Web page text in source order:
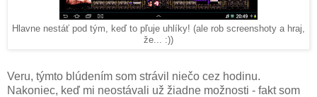
Hlavne nestáť pod tým, keď to pľuje uhlíky! (ale rob screenshoty a hraj,
že... :))
Veru, týmto blúdením som strávil niečo cez hodinu.
Nakoniec, keď mi neostávali už žiadne možnosti - fakt som